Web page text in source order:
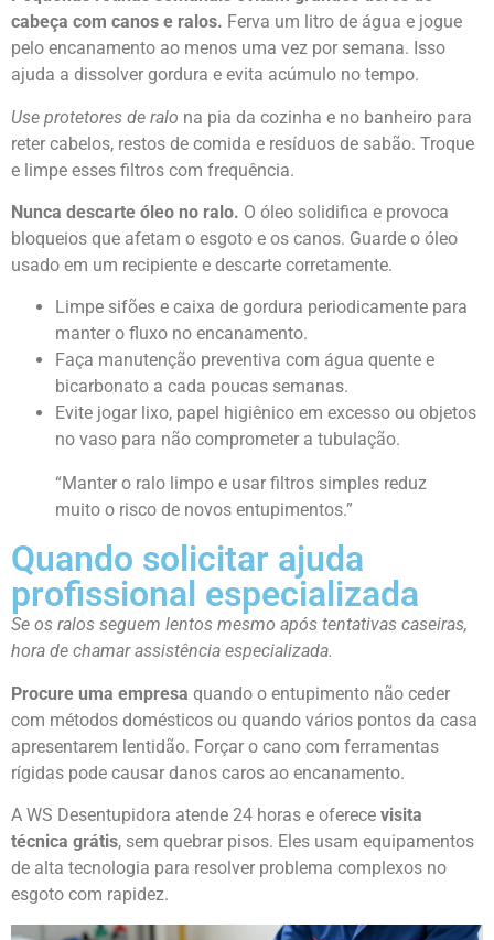
cabeça com canos e ralos. Ferva um litro de água e jogue
pelo encanamento ao menos uma vez por semana. Isso
ajuda a dissolver gordura e evita acúmulo no tempo.
Use protetores de ralo na pia da cozinha e no banheiro para
reter cabelos, restos de comida e resíduos de sabão. Troque
e limpe esses filtros com frequência.
Nunca descarte óleo no ralo. O óleo solidifica e provoca
bloqueios que afetam o esgoto e os canos. Guarde o óleo
usado em um recipiente e descarte corretamente.
Limpe sifões e caixa de gordura periodicamente para
manter o fluxo no encanamento.
Faça manutenção preventiva com água quente e
bicarbonato a cada poucas semanas.
Evite jogar lixo, papel higiênico em excesso ou objetos
no vaso para não comprometer a tubulação.
“Manter o ralo limpo e usar filtros simples reduz
muito o risco de novos entupimentos.”
Quando solicitar ajuda
profissional especializada
Se os ralos seguem lentos mesmo após tentativas caseiras,
hora de chamar assistência especializada.
Procure uma empresa quando o entupimento não ceder
com métodos domésticos ou quando vários pontos da casa
apresentarem lentidão. Forçar o cano com ferramentas
rígidas pode causar danos caros ao encanamento.
A WS Desentupidora atende 24 horas e oferece visita
técnica grátis, sem quebrar pisos. Eles usam equipamentos
de alta tecnologia para resolver problema complexos no
esgoto com rapidez.